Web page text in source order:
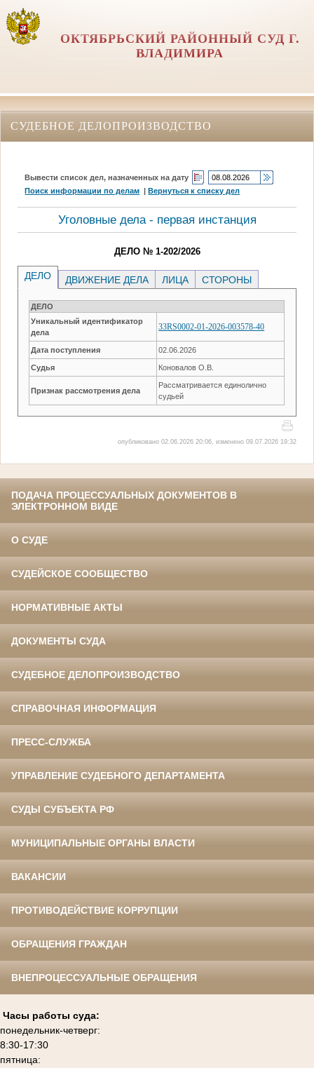
ОКТЯБРЬСКИЙ РАЙОННЫЙ СУД Г.
ВЛАДИМИРА
СУДЕБНОЕ ДЕЛОПРОИЗВОДСТВО
Вывести список дел, назначенных на дату
Поиск информации по делам |Вернуться к списку дел
Уголовные дела - первая инстанция
ДЕЛО № 1-202/2026
ДЕЛО ДВИЖЕНИЕ ДЕЛА ЛИЦА СТОРОНЫ
ДЕЛО
Уникальный идентификатор
дела
33RS0002-01-2026-003578-40
Дата поступления 02.06.2026
Судья Коновалов О.В.
Признак рассмотрения дела
Рассматривается единолично
судьей
опубликовано 02.06.2026 20:06, изменено 09.07.2026 19:32
ПОДАЧА ПРОЦЕССУАЛЬНЫХ ДОКУМЕНТОВ В
ЭЛЕКТРОННОМ ВИДЕ
О СУДЕ
СУДЕЙСКОЕ СООБЩЕСТВО
НОРМАТИВНЫЕ АКТЫ
ДОКУМЕНТЫ СУДА
СУДЕБНОЕ ДЕЛОПРОИЗВОДСТВО
СПРАВОЧНАЯ ИНФОРМАЦИЯ
ПРЕСС-СЛУЖБА
УПРАВЛЕНИЕ СУДЕБНОГО ДЕПАРТАМЕНТА
СУДЫ СУБЪЕКТА РФ
МУНИЦИПАЛЬНЫЕ ОРГАНЫ ВЛАСТИ
ВАКАНСИИ
ПРОТИВОДЕЙСТВИЕ КОРРУПЦИИ
ОБРАЩЕНИЯ ГРАЖДАН
ВНЕПРОЦЕССУАЛЬНЫЕ ОБРАЩЕНИЯ
Часы работы суда:
понедельник-четверг:
8:30-17:30
пятница: